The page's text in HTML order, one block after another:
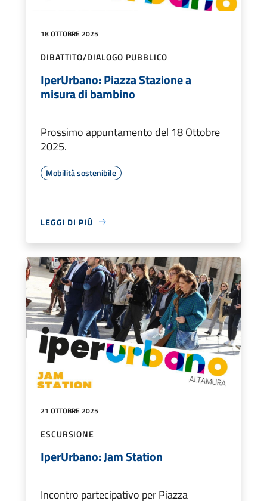
18 OTTOBRE 2025
DIBATTITO/DIALOGO PUBBLICO
IperUrbano: Piazza Stazione a
misura di bambino
Prossimo appuntamento del 18 Ottobre
2025.
Mobilità sostenibile
LEGGI DI PIÙ
21 OTTOBRE 2025
ESCURSIONE
IperUrbano: Jam Station
Incontro partecipativo per Piazza